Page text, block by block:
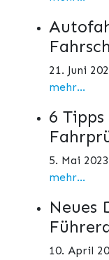
21. Juni
mehr...
6
5. Mai 2023
mehr...
Neues
10. April